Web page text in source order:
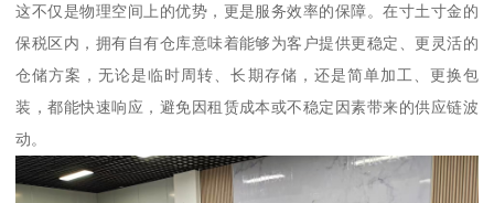
这不仅是物理空间上的优势，更是服务效率的保障。在寸土寸金的
保税区内，拥有自有仓库意味着能够为客户提供更稳定、更灵活的
仓储方案，无论是临时周转、长期存储，还是简单加工、更换包
装，都能快速响应，避免因租赁成本或不稳定因素带来的供应链波
动。